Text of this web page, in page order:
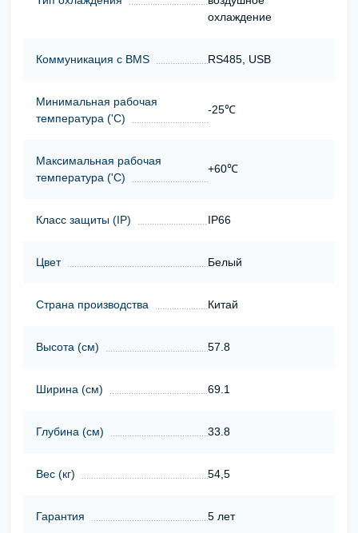
охлаждение
Коммуникация с BMS RS485, USB
Минимальная рабочая
температура ('С)
-25℃
Максимальная рабочая
температура ('С)
+60℃
Класс защиты (ІР) IP66
Цвет Белый
Страна производства Китай
Высота (cм) 57.8
Ширина (cм) 69.1
Глубина (cм) 33.8
Вес (кг) 54,5
Гарантия 5 лет